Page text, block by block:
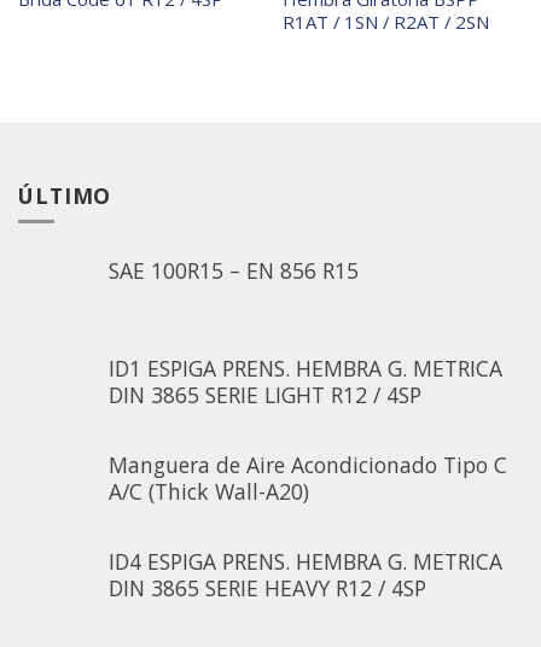
deseos
R1AT / 1SN / R2AT / 2SN
ÚLTIMO
SAE 100R15 – EN 856 R15
ID1 ESPIGA PRENS. HEMBRA G. METRICA
DIN 3865 SERIE LIGHT R12 / 4SP
Manguera de Aire Acondicionado Tipo C
A/C (Thick Wall-A20)
ID4 ESPIGA PRENS. HEMBRA G. METRICA
DIN 3865 SERIE HEAVY R12 / 4SP